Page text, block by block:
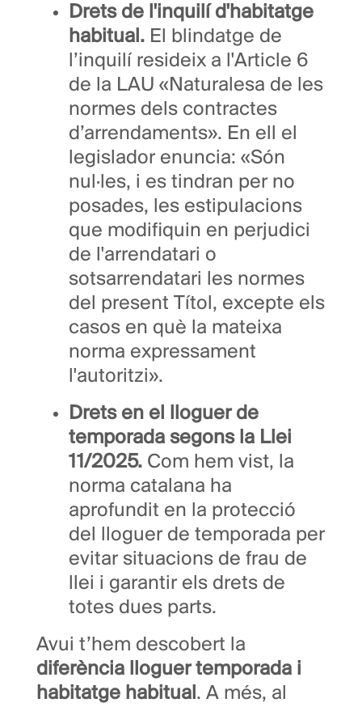
Drets de l'inquilí d'habitatge
habitual. El blindatge de
l’inquilí resideix a l'Article 6
de la LAU «Naturalesa de les
normes dels contractes
d’arrendaments». En ell el
legislador enuncia: «Són
nul·les, i es tindran per no
posades, les estipulacions
que modifiquin en perjudici
de l'arrendatari o
sotsarrendatari les normes
del present Títol, excepte els
casos en què la mateixa
norma expressament
l'autoritzi».
Drets en el lloguer de
temporada segons la Llei
11/2025. Com hem vist, la
norma catalana ha
aprofundit en la protecció
del lloguer de temporada per
evitar situacions de frau de
llei i garantir els drets de
totes dues parts.
Avui t’hem descobert la
diferència lloguer temporada i
habitatge habitual. A més, al